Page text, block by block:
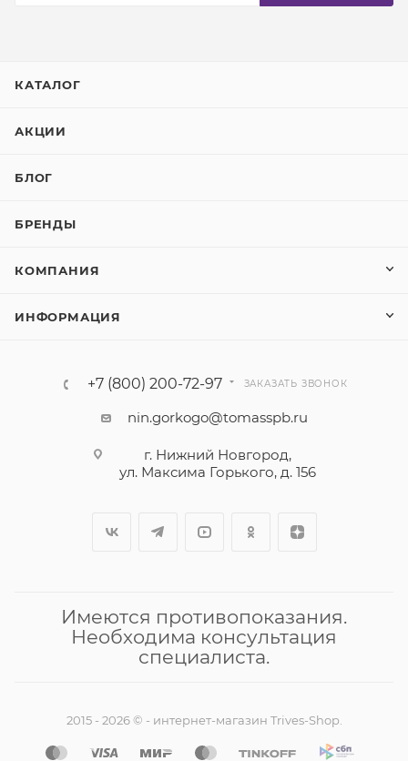
КАТАЛОГ
АКЦИИ
БЛОГ
БРЕНДЫ
КОМПАНИЯ
ИНФОРМАЦИЯ
+7 (800) 200-72-97 ЗАКАЗАТЬ ЗВОНОК
nin.gorkogo@tomasspb.ru
г. Нижний Новгород,
ул. Максима Горького, д. 156
Имеются противопоказания.
Необходима консультация
специалиста.
2015 - 2026 © - интернет-магазин Trives-Shop.